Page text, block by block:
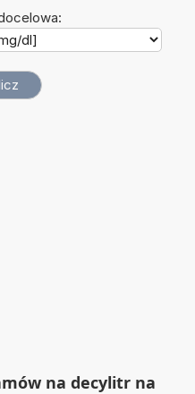
na decylitr na